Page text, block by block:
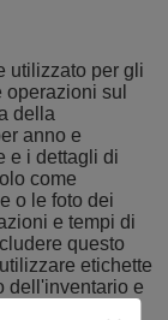
utilizzato per gli
sul
della
anno e
e i dettagli di
come
o le foto dei
e tempi di
questo
etichette
dell'inventario e